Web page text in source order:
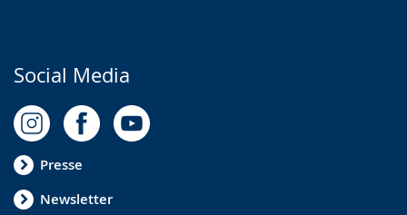
Social Media
Presse
Newsletter